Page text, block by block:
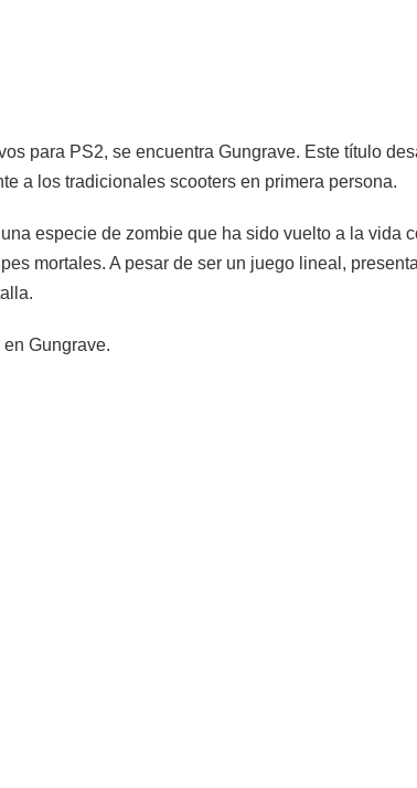
para PS2, se encuentra Gungrave. Este título
a los tradicionales scooters en primera persona.
especie de zombie que ha sido vuelto a la vida
mortales. A pesar de ser un juego lineal,
Gungrave.